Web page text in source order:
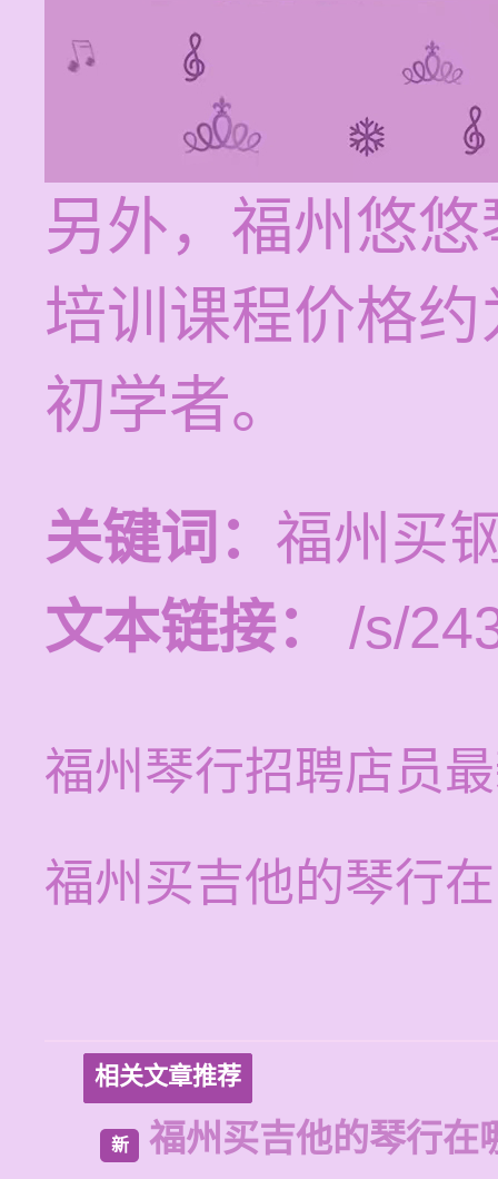
另外，福州悠
培训课程价格
初学者。
关键词： 福州买
文本链接：
/s/
福州琴行招聘店员
福州买吉他的琴行
相关文章推荐
新 福州买吉他的琴行在